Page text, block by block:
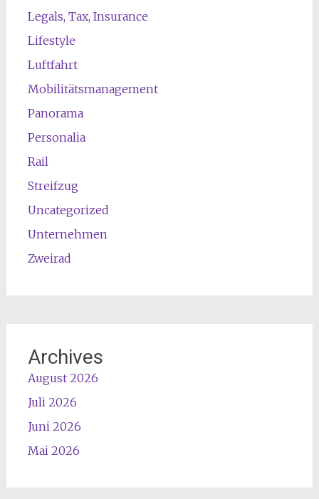
Legals, Tax, Insurance
Lifestyle
Luftfahrt
Mobilitätsmanagement
Panorama
Personalia
Rail
Streifzug
Uncategorized
Unternehmen
Zweirad
Archives
August 2026
Juli 2026
Juni 2026
Mai 2026